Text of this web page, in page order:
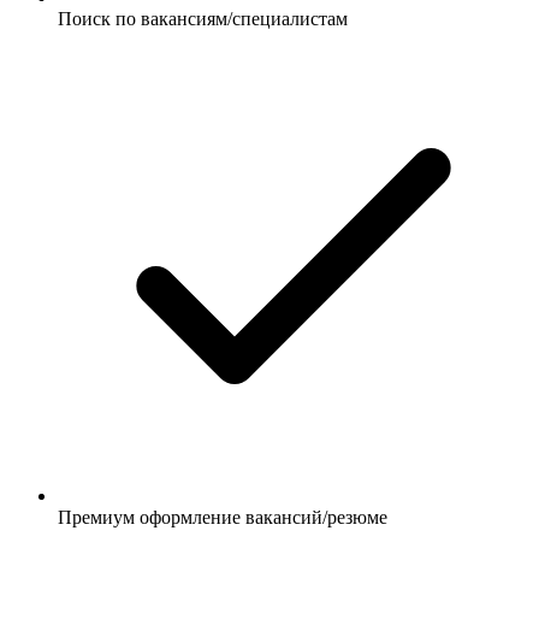
Поиск по вакансиям/специалистам
Премиум оформление вакансий/резюме